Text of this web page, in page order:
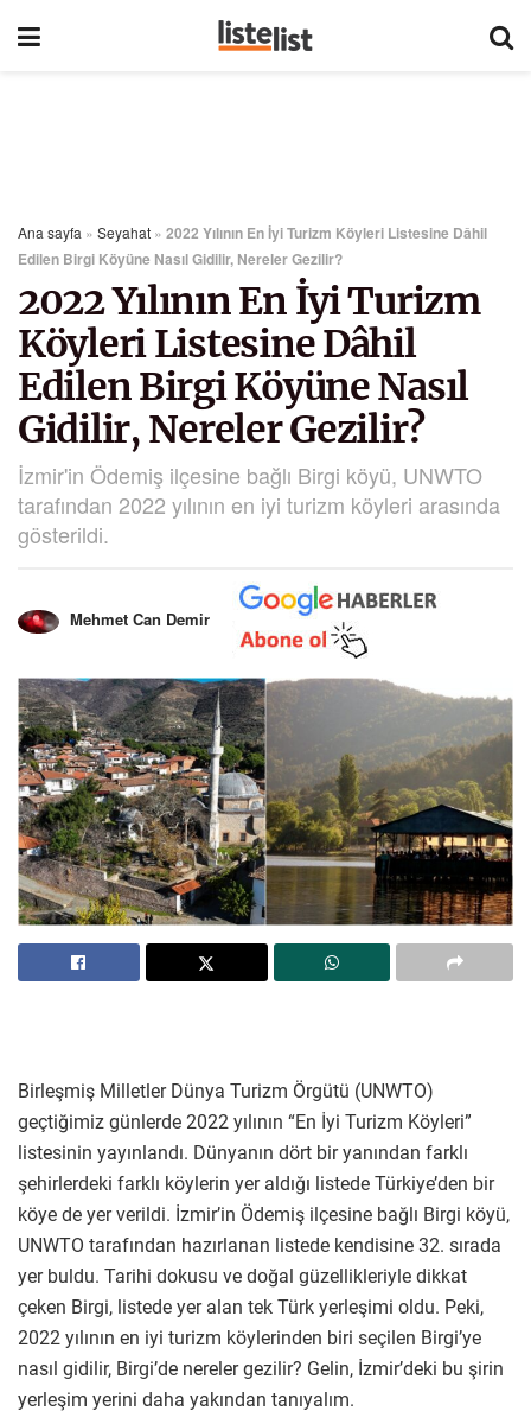
Ana sayfa » Seyahat » 2022 Yılının En İyi Turizm Köyleri Listesine Dâhil
Edilen Birgi Köyüne Nasıl Gidilir, Nereler Gezilir?
2022 Yılının En İyi Turizm
Köyleri Listesine Dâhil
Edilen Birgi Köyüne Nasıl
Gidilir, Nereler Gezilir?
İzmir'in Ödemiş ilçesine bağlı Birgi köyü, UNWTO
tarafından 2022 yılının en iyi turizm köyleri arasında
gösterildi.
Mehmet Can Demir
Birleşmiş Milletler Dünya Turizm Örgütü (UNWTO)
geçtiğimiz günlerde 2022 yılının “En İyi Turizm Köyleri”
listesinin yayınlandı. Dünyanın dört bir yanından farklı
şehirlerdeki farklı köylerin yer aldığı listede Türkiye’den bir
köye de yer verildi. İzmir’in Ödemiş ilçesine bağlı Birgi köyü,
UNWTO tarafından hazırlanan listede kendisine 32. sırada
yer buldu. Tarihi dokusu ve doğal güzellikleriyle dikkat
çeken Birgi, listede yer alan tek Türk yerleşimi oldu. Peki,
2022 yılının en iyi turizm köylerinden biri seçilen Birgi’ye
nasıl gidilir, Birgi’de nereler gezilir? Gelin, İzmir’deki bu şirin
yerleşim yerini daha yakından tanıyalım.